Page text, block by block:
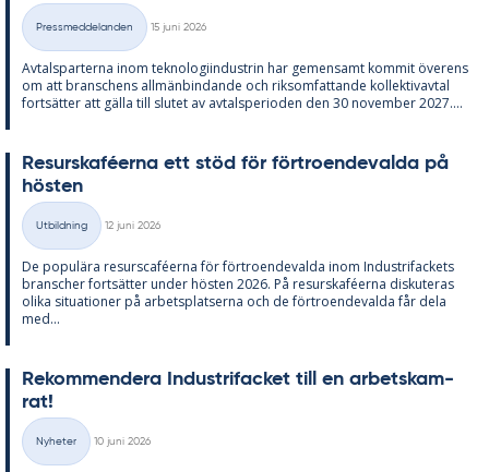
Kategorier
Pressmeddelanden
15 juni 2026
Av­tals­par­ter­na inom tek­no­lo­gi­in­du­strin har ge­men­samt kom­mit över­ens
om att bran­schens all­män­bin­dan­de och riksom­fat­tan­de kol­lek­tivav­tal
fort­sät­ter att gäl­la till slu­tet av av­tal­s­pe­ri­o­den den 30 no­vem­ber 2027....
Re­surskafé­er­na ett stöd för för­tro­en­de­val­da på
hös­ten
Kategorier
Utbildning
12 juni 2026
De po­pu­lä­ra re­surscafé­er­na för för­tro­en­de­val­da inom In­du­stri­fac­kets
branscher fort­sät­ter un­der hös­ten 2026. På re­surskafé­er­na dis­ku­te­ras
oli­ka si­tu­a­tio­ner på ar­bets­plat­ser­na och de för­tro­en­de­val­da får dela
med...
Re­kom­men­de­ra In­du­stri­fac­ket till en ar­bets­kam­
rat!
Kategorier
Nyheter
10 juni 2026